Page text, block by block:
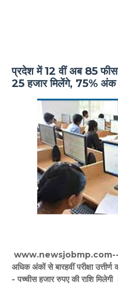
प्रदेश में 12 वीं अब 85
25 हजार मिलेंगे, 75% अंक
www.newsjobmp.com--मप्र
अधिक अंकों से बारहवीं परीक्षा
- पच्चीस हजार रुपए की राशि मिलेगी